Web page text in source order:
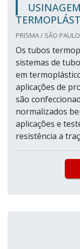
PRISMA / SÃO
Os tubos
sistemas de
em
aplicações de
são
normalizados
aplicações e
resistência a